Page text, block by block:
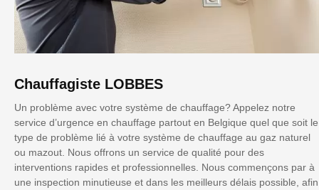
Chauffagiste LOBBES
Un problème avec votre système de chauffage? Appelez notre
service d’urgence en chauffage partout en Belgique quel que soit le
type de problème lié à votre système de chauffage au gaz naturel
ou mazout. Nous offrons un service de qualité pour des
interventions rapides et professionnelles. Nous commençons par à
une inspection minutieuse et dans les meilleurs délais possible, afin